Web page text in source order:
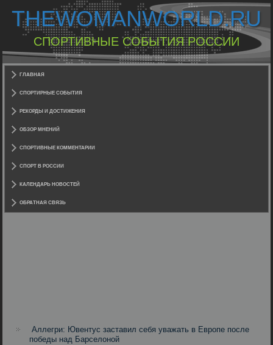
THEWOMANWORLD.RU
СПОРТИВНЫЕ СОБЫТИЯ РОССИИ
ГЛАВНАЯ
СПОРТИРНЫЕ СОБЫТИЯ
РЕКОРДЫ И ДОСТИЖЕНИЯ
ОБЗОР МНЕНИЙ
СПОРТИВНЫЕ КОММЕНТАРИИ
СПОРТ В РОССИИ
КАЛЕНДАРЬ НОВОСТЕЙ
ОБРАТНАЯ СВЯЗЬ
Аллегри: Ювентус заставил себя уважать в Европе после
победы над Барселоной